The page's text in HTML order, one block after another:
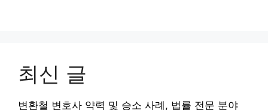
최신 글
변환철 변호사 약력 및 승소 사례, 법률 전문 분야